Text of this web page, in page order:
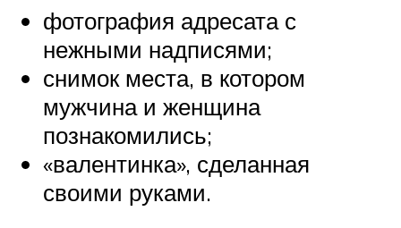
фотография адресата с
нежными надписями;
снимок места, в котором
мужчина и женщина
познакомились;
«валентинка», сделанная
своими руками.